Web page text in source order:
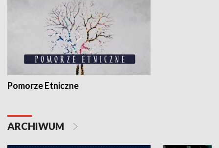
Pomorze Etniczne
ARCHIWUM